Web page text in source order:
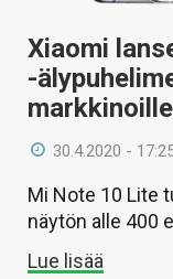
Xiaomi
-
markkinoille
30.4.2020 -
Mi Note 10 Lite
näytön alle 400
Lue lisää